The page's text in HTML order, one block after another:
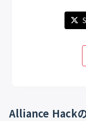
Alliance Hack